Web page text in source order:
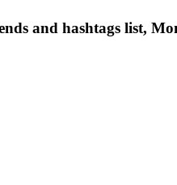
and hashtags list,